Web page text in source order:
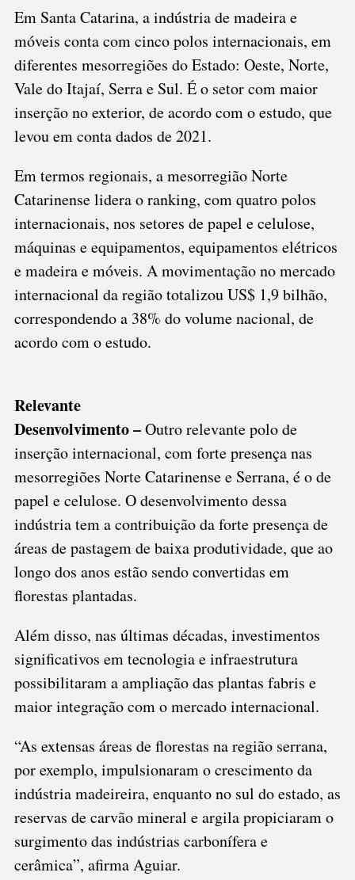
Em Santa Catarina, a indústria de madeira e
móveis conta com cinco polos internacionais, em
diferentes mesorregiões do Estado: Oeste, Norte,
Vale do Itajaí, Serra e Sul. É o setor com maior
inserção no exterior, de acordo com o estudo, que
levou em conta dados de 2021.
Em termos regionais, a mesorregião Norte
Catarinense lidera o ranking, com quatro polos
internacionais, nos setores de papel e celulose,
máquinas e equipamentos, equipamentos elétricos
e madeira e móveis. A movimentação no mercado
internacional da região totalizou US$ 1,9 bilhão,
correspondendo a 38% do volume nacional, de
acordo com o estudo.
Relevante
Desenvolvimento –Outro relevante polo de
inserção internacional, com forte presença nas
mesorregiões Norte Catarinense e Serrana, é o de
papel e celulose. O desenvolvimento dessa
indústria tem a contribuição da forte presença de
áreas de pastagem de baixa produtividade, que ao
longo dos anos estão sendo convertidas em
florestas plantadas.
Além disso, nas últimas décadas, investimentos
significativos em tecnologia e infraestrutura
possibilitaram a ampliação das plantas fabris e
maior integração com o mercado internacional.
“As extensas áreas de florestas na região serrana,
por exemplo, impulsionaram o crescimento da
indústria madeireira, enquanto no sul do estado, as
reservas de carvão mineral e argila propiciaram o
surgimento das indústrias carbonífera e
cerâmica”, afirma Aguiar.